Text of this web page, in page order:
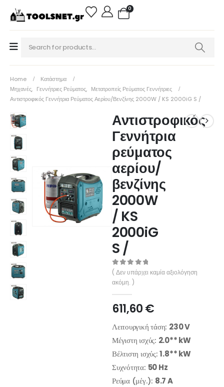
0
Home
Κατάστημα
Μηχανές, Γεννήτριες Ρεύματος, Μετατροπείς Ρεύματος Γεννήτριες
Αντιστροφικός Γεννήτρια Ρεύματος Αερίου/βενζίνης 2000W / KS 2000iG S /
Αντιστροφικός
Γεννήτρια
ρεύματος
αερίου/
βενζίνης
2000W
/ KS
2000iG
S /
0out of 5
( Δεν υπάρχει καμία αξιολόγηση
ακόμη. )
611,60€
Λειτουργική τάση: 230 V
Μέγιστη ισχύς: 2.0** kW
Βέλτιστη ισχύς:1.8** kW
Συχνότητα: 50 Hz
Ρεύμα (μέγ.): 8.7 A